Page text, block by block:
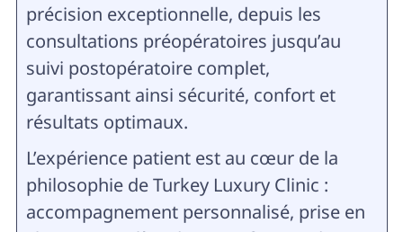
précision exceptionnelle, depuis les
consultations préopératoires jusqu’au
suivi postopératoire complet,
garantissant ainsi sécurité, confort et
résultats optimaux.
L’expérience patient est au cœur de la
philosophie de Turkey Luxury Clinic :
accompagnement personnalisé, prise en